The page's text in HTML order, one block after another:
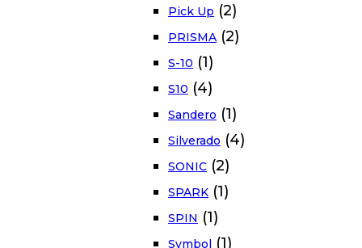
Pick Up (2)
PRISMA (2)
S-10 (1)
S10 (4)
Sandero (1)
Silverado (4)
SONIC (2)
SPARK (1)
SPIN (1)
Symbol (1)